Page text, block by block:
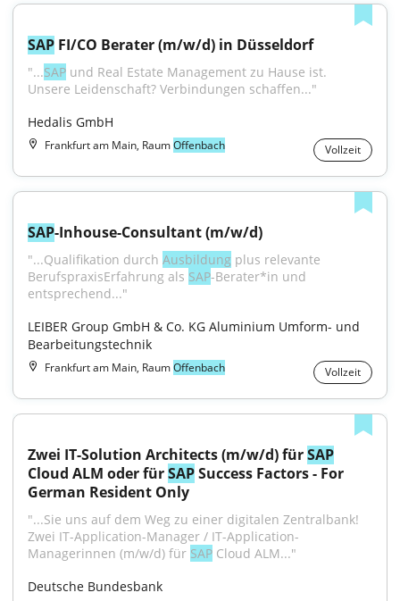
SAP FI/CO Berater (m/w/d) in Düsseldorf
"...SAP und Real Estate Management zu Hause ist.
Unsere Leidenschaft? Verbindungen schaffen..."
Hedalis GmbH
Frankfurt am Main, RaumOffenbach Vollzeit
SAP-Inhouse-Consultant (m/w/d)
"...Qualifikation durch Ausbildung plus relevante
BerufspraxisErfahrung als SAP-Berater*in und
entsprechend..."
LEIBER Group GmbH & Co. KG Aluminium Umform- und
Bearbeitungstechnik
Frankfurt am Main, RaumOffenbach Vollzeit
Zwei IT-Solution Architects (m/w/d) für SAP
Cloud ALM oder für SAP Success Factors - For
German Resident Only
"...Sie uns auf dem Weg zu einer digitalen Zentralbank!
Zwei IT-Application-Manager / IT-Application-
Managerinnen (m/w/d) für SAP Cloud ALM..."
Deutsche Bundesbank